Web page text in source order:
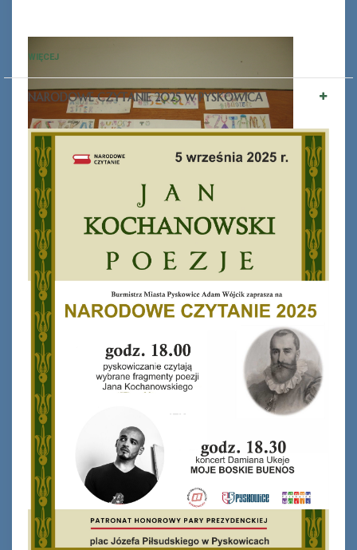
Ferie_2017_ODD_1.JPG
WIĘCEJ
NARODOWE CZYTANIE 2025 W PYSKOWICA